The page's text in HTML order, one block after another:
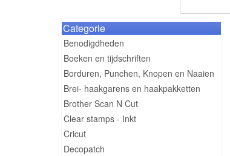
Categorie
Benodigdheden
Boeken en tijdschriften
Borduren, Punchen, Knopen en Naaien
Brei- haakgarens en haakpakketten
Brother Scan N Cut
Clear stamps - Inkt
Cricut
Decopatch